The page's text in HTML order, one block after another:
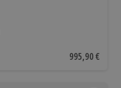
Aktueller Preis
995,90 €